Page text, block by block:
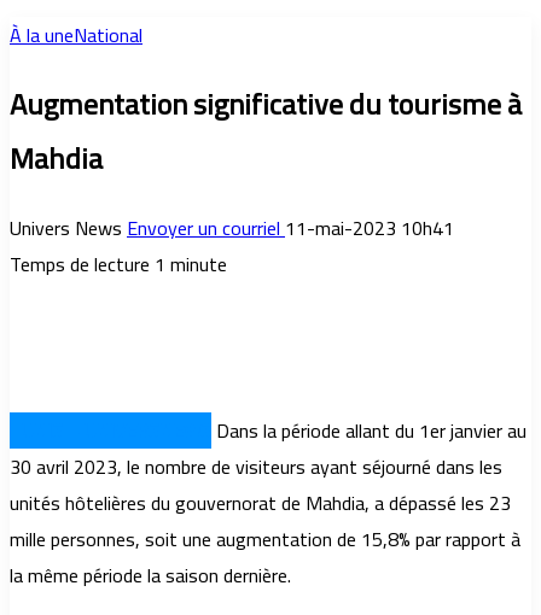
À la uneNational
Augmentation significative du tourisme à
Mahdia
Univers NewsEnvoyer un courriel11-mai-2023 10h41
Temps de lecture 1 minute
Dans la période allant du 1er janvier au
30 avril 2023, le nombre de visiteurs ayant séjourné dans les
unités hôtelières du gouvernorat de Mahdia, a dépassé les 23
mille personnes, soit une augmentation de 15,8% par rapport à
la même période la saison dernière.